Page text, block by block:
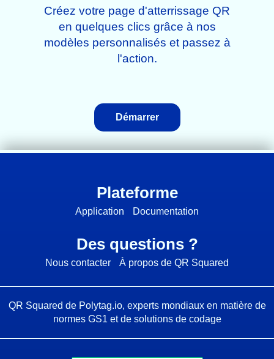
Créez votre page d'atterrissage QR
en quelques clics grâce à nos
modèles personnalisés et passez à
l'action.
Démarrer
Plateforme
Application Documentation
Des questions ?
Nous contacter À propos de QR Squared
QR Squared de Polytag.io, experts mondiaux en matière de
normes GS1 et de solutions de codage